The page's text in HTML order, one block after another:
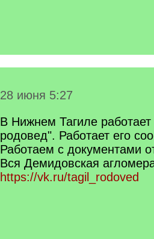
28 июня 5:27
В Нижнем Тагиле работает
родовед". Работает его
Работаем с документами
Вся Демидовская
https://vk.ru/tagil_rodoved